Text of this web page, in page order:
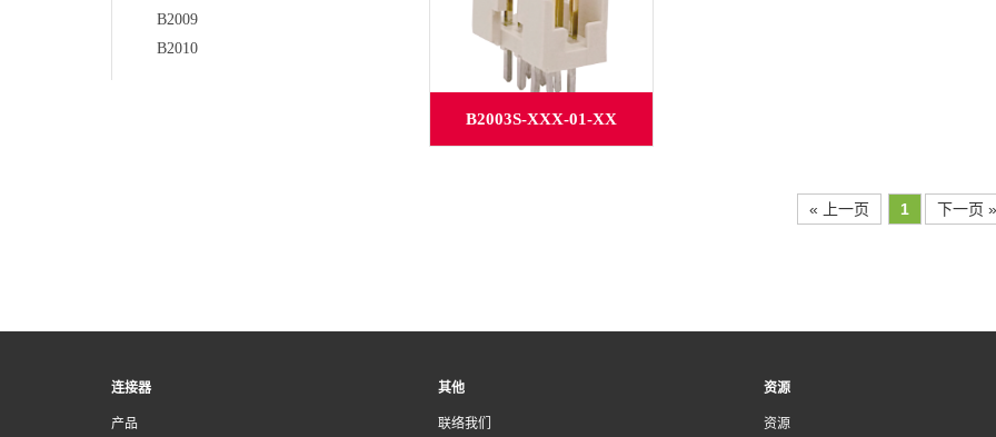
B2009
B2010
B2003S-XXX-01-XX
« 上一页 1 下一页 »
连接器
产品
其他
联络我们
资源
资源